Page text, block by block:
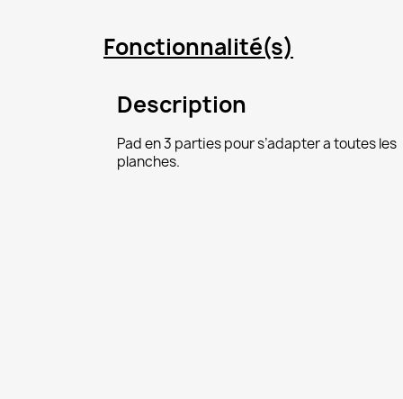
Fonctionnalité(s)
Description
Pad en 3 parties pour s’adapter a toutes les
planches.